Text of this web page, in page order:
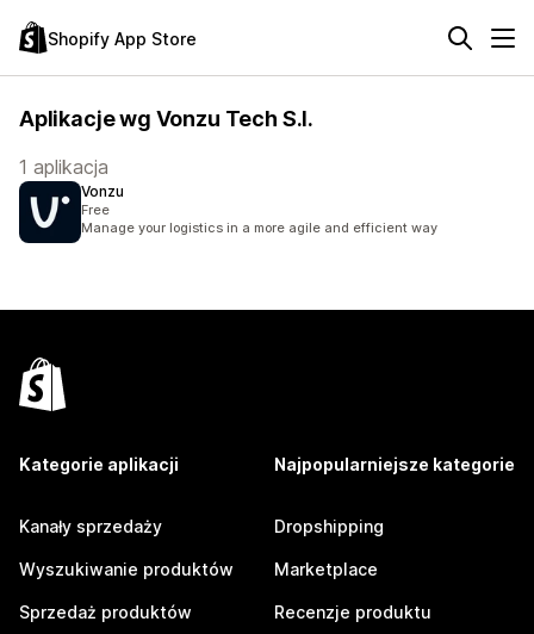
Shopify App Store
Aplikacje wg Vonzu Tech S.l.
1 aplikacja
Vonzu
Free
Manage your logistics in a more agile and efficient way
Kategorie aplikacji
Kanały sprzedaży
Wyszukiwanie produktów
Sprzedaż produktów
Najpopularniejsze kategorie
Dropshipping
Marketplace
Recenzje produktu